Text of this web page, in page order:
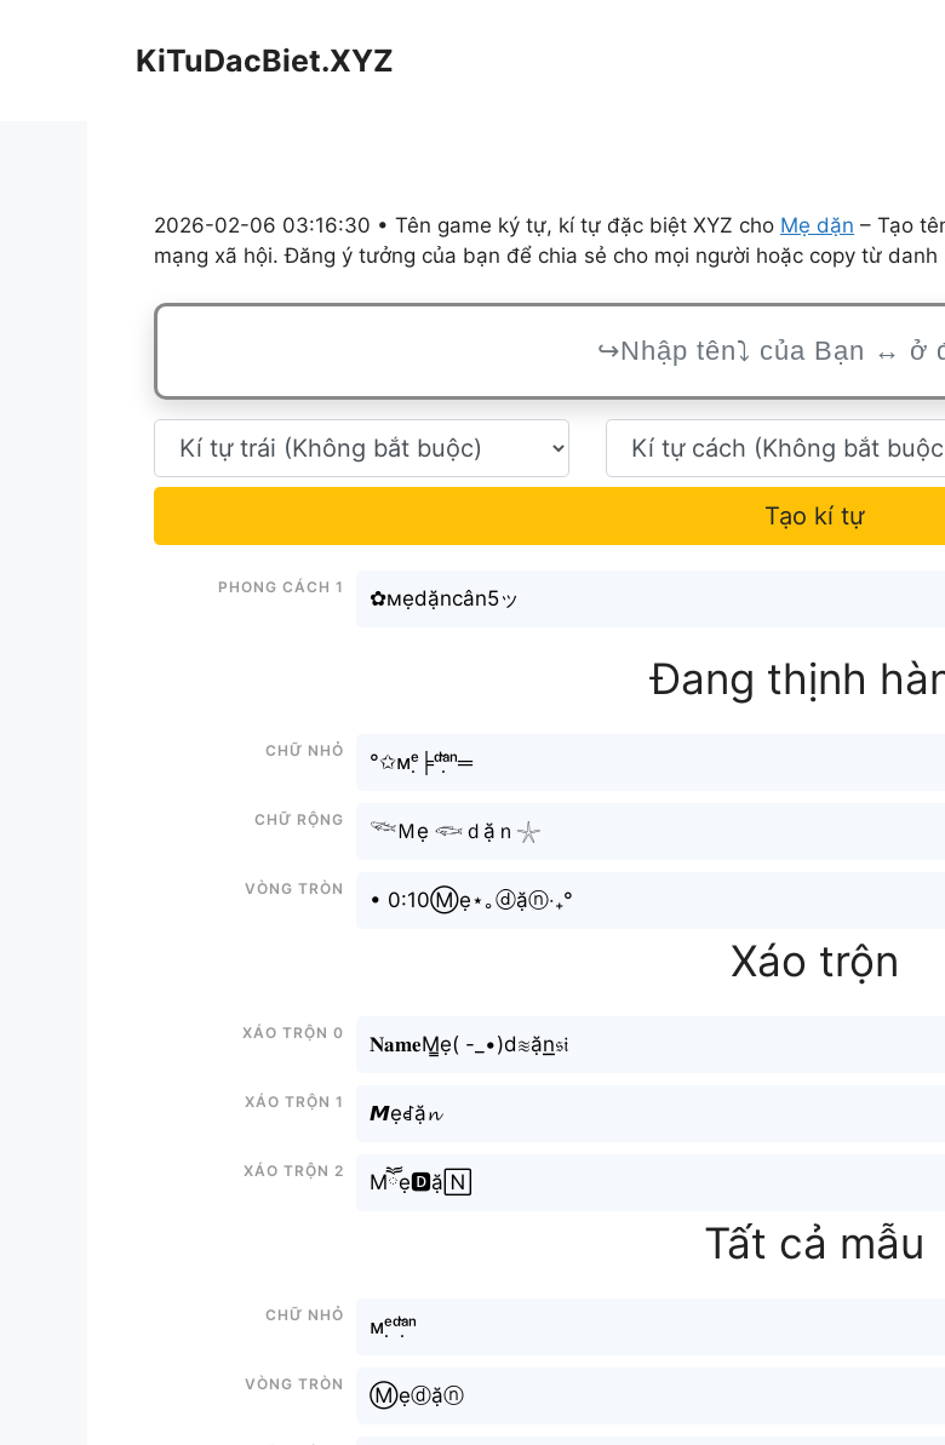
KiTuDacBiet.XYZ
2026-02-06 03:16:30 • Tên game ký tự, kí tự đặc biệt XYZ cho Mẹ dặn – Tạo
mạng xã hội. Đăng ý tưởng của bạn để chia sẻ cho mọi người hoặc copy từ danh
Tạo kí tự
Phong cách 1
✿мẹdặncân5ッ
Đang thịnh
Chữ nhỏ
°✩ᴍᵉ̣╞ᵈᵃ̣̆ⁿ═
Chữ rộng
𓆝Ｍẹ 𓆟ｄặｎ𓇼
Vòng tròn
• 0:10Ⓜẹ⋆｡ⓓặⓝ‧₊°
Xáo trộn
Xáo trộn 0
𝐍𝐚𝐦𝐞M̳ẹ( -_•)d≋ặn͟͟𝔰𝔦
Xáo trộn 1
𝙈ẹꀸặ𝓷
Xáo trộn 2
Mཽẹ🅳ặ🄽
Tất cả mẫu
Chữ nhỏ
ᴍᵉ̣ᵈᵃ̣̆ⁿ
Vòng tròn
Ⓜẹⓓặⓝ